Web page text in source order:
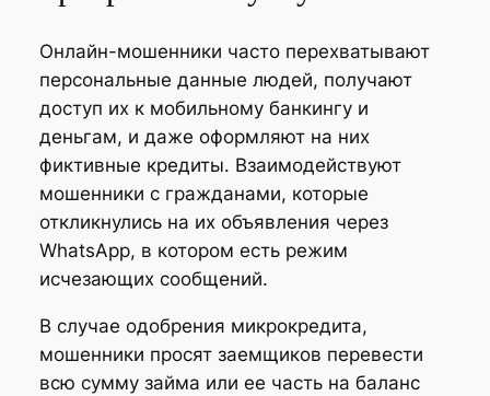
Онлайн-мошенники часто перехватывают
персональные данные людей, получают
доступ их к мобильному банкингу и
деньгам, и даже оформляют на них
фиктивные кредиты. Взаимодействуют
мошенники с гражданами, которые
откликнулись на их объявления через
WhatsApp, в котором есть режим
исчезающих сообщений.
В случае одобрения микрокредита,
мошенники просят заемщиков перевести
всю сумму займа или ее часть на баланс